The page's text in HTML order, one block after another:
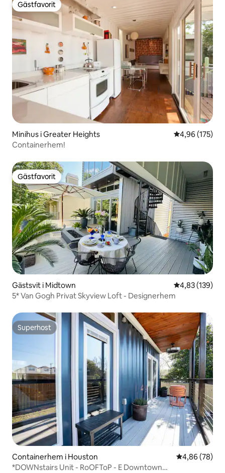
Gästfavorit
Gästfavorit
Minihus i Greater Heights 4,96 av 5 i
4,96 (175)
Containerhem!
Gästfavorit
Gästfavorit
Gästsvit i Midtown 4,83 av 5 i
4,83 (139)
5* Van Gogh Privat Skyview Loft - Designerhem
Superhost
Superhost
Containerhem i Houston 4,86 av 5 i
4,86 (78)
*DOWNstairs Unit - RoOFToP - E Downtown